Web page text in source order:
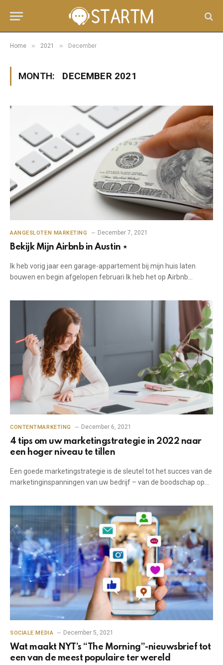
Home » 2021 » December
MONTH: DECEMBER 2021
AANGESLOTEN MARKETING December 7, 2021
Bekijk Mijn Airbnb in Austin ⋆
Ik heb vorig jaar een garage-appartement bij mijn huis laten
bouwen en begin afgelopen februari Ik heb het op Airbnb…
CONTENTMARKETING December 6, 2021
4 tips om uw marketingstrategie in 2022 naar
een hoger niveau te tillen
Een goede marketingstrategie is de sleutel tot het succes van de
marketinginspanningen van uw bedrijf – van de boodschap op…
SOCIALE MEDIA December 5, 2021
Wat maakt NYT’s “The Morning”-nieuwsbrief tot
een van de meest populaire ter wereld